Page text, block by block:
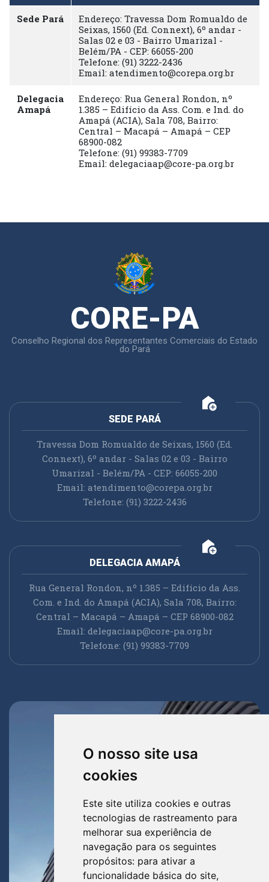
O nosso site usa
cookies
Este site utiliza cookies e outras
tecnologias de rastreamento para
melhorar sua experiência de
navegação para os seguintes
propósitos: para ativar a
funcionalidade básica do site,
Sede Pará Endereço: Travessa Dom Romualdo de
Seixas, 1560 (Ed. Connext), 6º andar -
Salas 02 e 03 - Bairro Umarizal -
Belém/PA - CEP: 66055-200
Telefone: (91) 3222-2436
Email: atendimento@corepa.org.br
Delegacia
Amapá
Endereço: Rua General Rondon, nº
1.385 – Edifício da Ass. Com. e Ind. do
Amapá (ACIA), Sala 708, Bairro:
Central – Macapá – Amapá – CEP
68900-082
Telefone: (91) 99383-7709
Email: delegaciaap@core-pa.org.br
CORE-PA
Conselho Regional dos Representantes Comerciais do Estado
do Pará
add_home
SEDE PARÁ
Travessa Dom Romualdo de Seixas, 1560 (Ed.
Connext), 6º andar - Salas 02 e 03 - Bairro
Umarizal - Belém/PA - CEP: 66055-200
Email: atendimento@corepa.org.br
Telefone: (91) 3222-2436
add_home
DELEGACIA AMAPÁ
Rua General Rondon, nº 1.385 – Edifício da Ass.
Com. e Ind. do Amapá (ACIA), Sala 708, Bairro:
Central – Macapá – Amapá – CEP 68900-082
Email: delegaciaap@core-pa.org.br
Telefone: (91) 99383-7709